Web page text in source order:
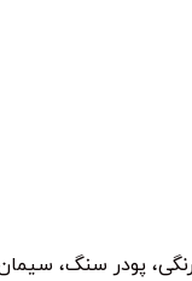
پودر سنگ،